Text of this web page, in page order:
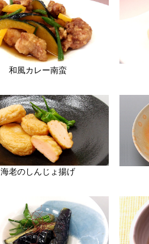
和風カレー南蛮
海老のしんじょ揚げ